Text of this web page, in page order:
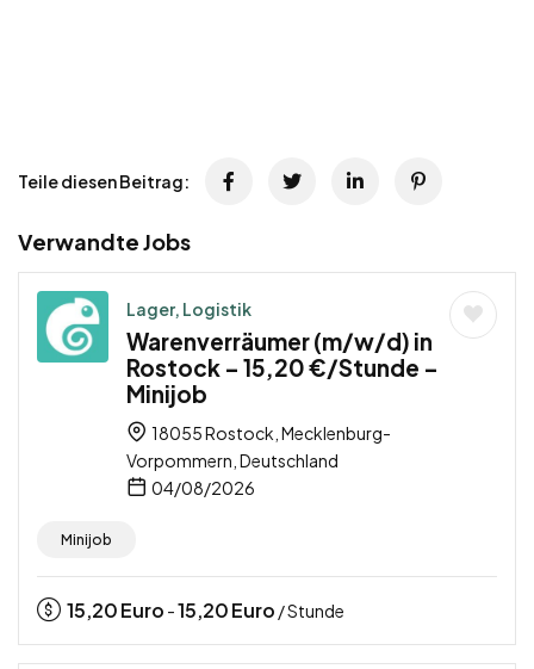
Teile diesen Beitrag:
Verwandte Jobs
Lager, Logistik
Warenverräumer (m/w/d) in
Rostock – 15,20 €/Stunde –
Minijob
18055 Rostock, Mecklenburg-
Vorpommern, Deutschland
04/08/2026
Minijob
15,20Euro -15,20Euro / Stunde